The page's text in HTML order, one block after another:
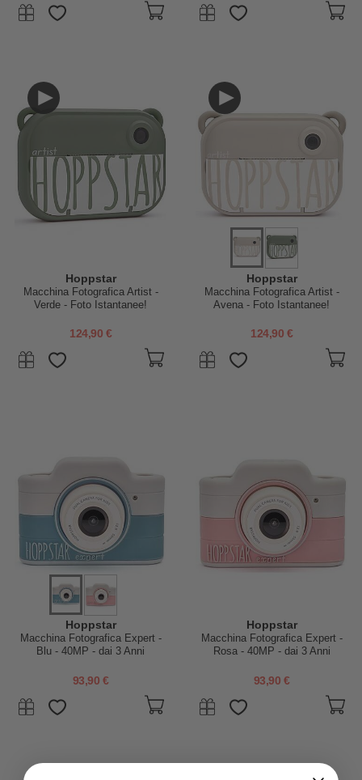
Hoppstar
Macchina Fotografica Artist -
Verde - Foto Istantanee!
124,90 €
Hoppstar
Macchina Fotografica Artist -
Avena - Foto Istantanee!
124,90 €
Hoppstar
Macchina Fotografica Expert -
Blu - 40MP - dai 3 Anni
93,90 €
Hoppstar
Macchina Fotografica Expert -
Rosa - 40MP - dai 3 Anni
93,90 €